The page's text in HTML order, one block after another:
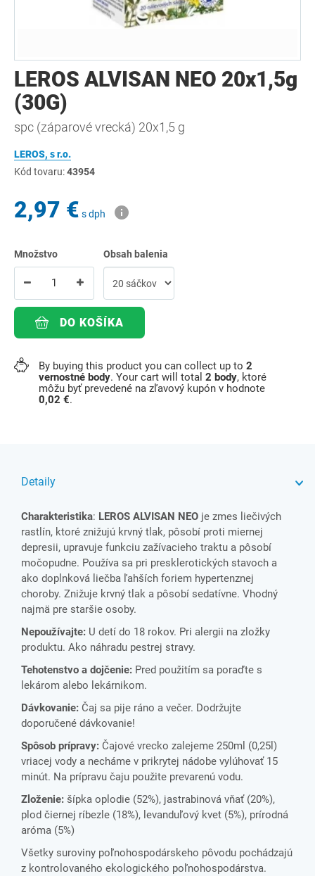
LEROS ALVISAN NEO 20x1,5g
(30G)
spc (záparové vrecká) 20x1,5 g
LEROS, s r.o.
Kód tovaru:43954
2,97 € s dph
Množstvo Obsah balenia
DO KOŠÍKA
By buying this product you can collect up to 2
vernostné body. Your cart will total 2 body, ktoré
môžu byť prevedené na zľavový kupón v hodnote
0,02 €.
Detaily
Charakteristika: LEROS ALVISAN NEO je zmes liečivých
rastlín, ktoré znižujú krvný tlak, pôsobí proti miernej
depresii, upravuje funkciu zažívacieho traktu a pôsobí
močopudne. Používa sa pri presklerotických stavoch a
ako doplnková liečba ľahších foriem hypertenznej
choroby. Znižuje krvný tlak a pôsobí sedatívne. Vhodný
najmä pre staršie osoby.
Nepoužívajte: U detí do 18 rokov. Pri alergii na zložky
produktu. Ako náhradu pestrej stravy.
Tehotenstvo a dojčenie: Pred použitím sa poraďte s
lekárom alebo lekárnikom.
Dávkovanie: Čaj sa pije ráno a večer. Dodržujte
doporučené dávkovanie!
Spôsob prípravy: Čajové vrecko zalejeme 250ml (0,25l)
vriacej vody a necháme v prikrytej nádobe vylúhovať 15
minút. Na prípravu čaju použite prevarenú vodu.
Zloženie: šípka oplodie (52%), jastrabinová vňať (20%),
plod čiernej ríbezle (18%), levanduľový kvet (5%), prírodná
aróma (5%)
Všetky suroviny poľnohospodárskeho pôvodu pochádzajú
z kontrolovaného ekologického poľnohospodárstva.